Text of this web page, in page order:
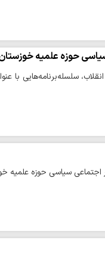
حوزه علمیه
سلسله‌برنامه‌هایی با
سیاسی حوزه علمیه